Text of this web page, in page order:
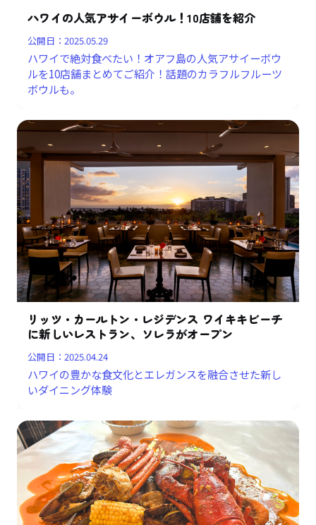
ハワイの人気アサイーボウル！10店舗を紹介
公開日：2025.05.29
ハワイで絶対食べたい！オアフ島の人気アサイーボウ
ルを10店舗まとめてご紹介！話題のカラフルフルーツ
ボウルも。
リッツ・カールトン・レジデンス ワイキキビーチ
に新しいレストラン、ソレラがオープン
公開日：2025.04.24
ハワイの豊かな食文化とエレガンスを融合させた新し
いダイニング体験